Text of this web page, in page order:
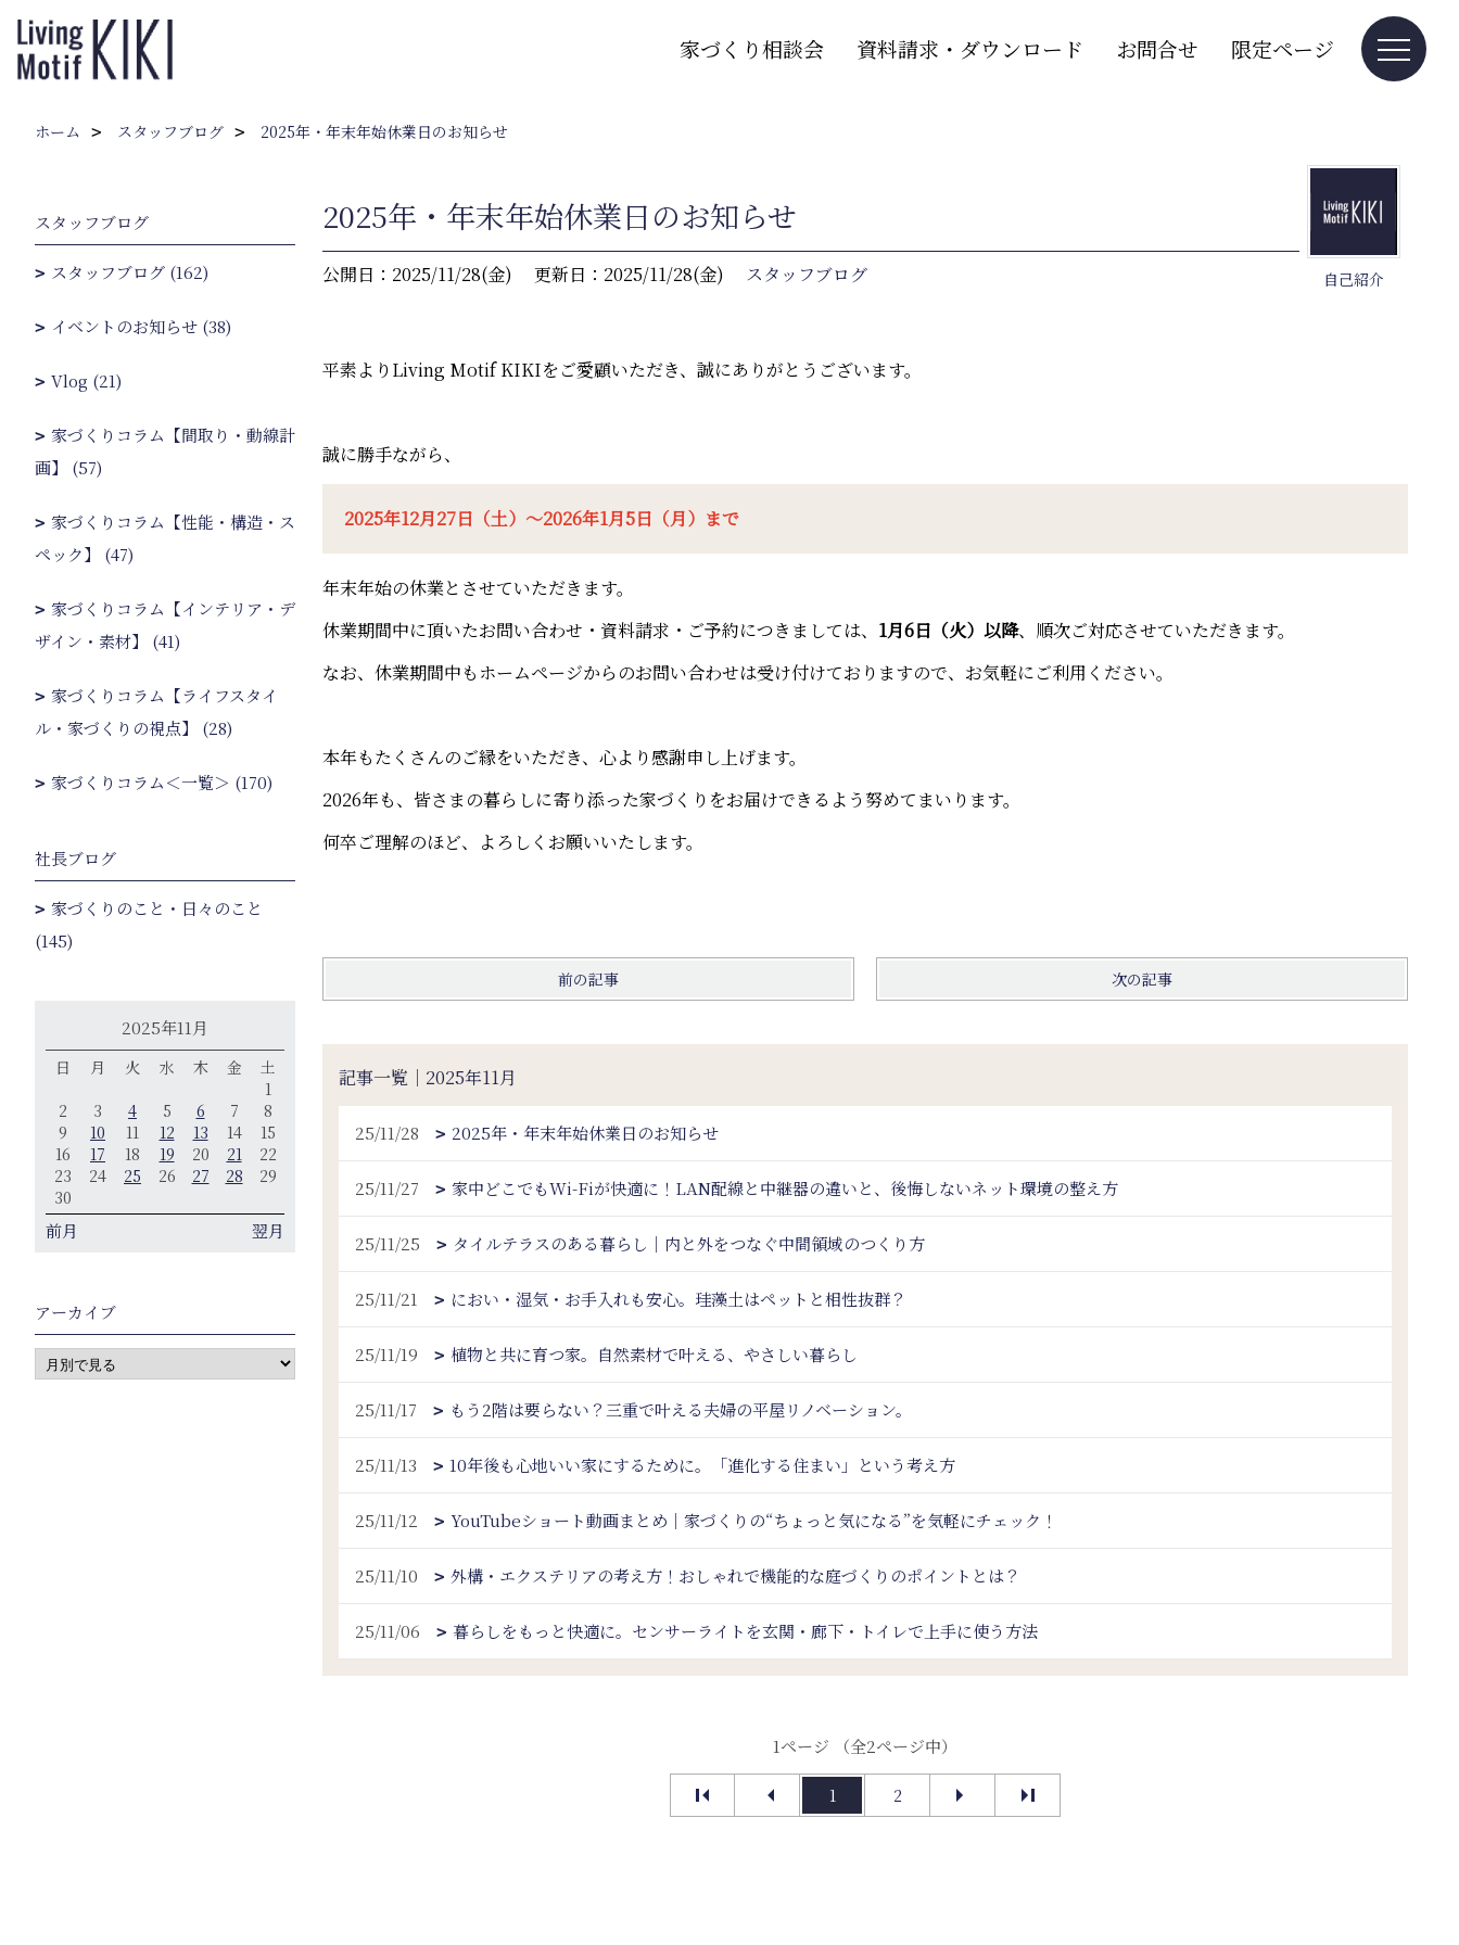
家づくり相談会 資料請求・ダウンロード お問合せ 限定ページ
ホーム スタッフブログ 2025年・年末年始休業日のお知らせ
自己紹介
2025年・年末年始休業日のお知らせ
公開日：2025/11/28(金) 更新日：2025/11/28(金) スタッフブログ
平素よりLiving Motif KIKIをご愛顧いただき、誠にありがとうございます。
誠に勝手ながら、
2025年12月27日（土）～2026年1月5日（月）まで
年末年始の休業とさせていただきます。
休業期間中に頂いたお問い合わせ・資料請求・ご予約につきましては、 1月6日（火）以降、順次ご対応させていただきます。
なお、休業期間中もホームページからのお問い合わせは受け付けておりますので、お気軽にご利用ください。
本年もたくさんのご縁をいただき、心より感謝申し上げます。
2026年も、皆さまの暮らしに寄り添った家づくりをお届けできるよう努めてまいります。
何卒ご理解のほど、よろしくお願いいたします。
前の記事 次の記事
記事一覧｜2025年11月
25/11/28 2025年・年末年始休業日のお知らせ
25/11/27 家中どこでもWi-Fiが快適に！LAN配線と中継器の違いと、後悔しないネット環境の整え方
25/11/25 タイルテラスのある暮らし｜内と外をつなぐ中間領域のつくり方
25/11/21 におい・湿気・お手入れも安心。珪藻土はペットと相性抜群？
25/11/19 植物と共に育つ家。自然素材で叶える、やさしい暮らし
25/11/17 もう2階は要らない？三重で叶える夫婦の平屋リノベーション。
25/11/13 10年後も心地いい家にするために。「進化する住まい」という考え方
25/11/12 YouTubeショート動画まとめ｜家づくりの“ちょっと気になる”を気軽にチェック！
25/11/10 外構・エクステリアの考え方！おしゃれで機能的な庭づくりのポイントとは？
25/11/06 暮らしをもっと快適に。センサーライトを玄関・廊下・トイレで上手に使う方法
1ページ （全2ページ中）
1 2
スタッフブログ
スタッフブログ (162)
イベントのお知らせ (38)
Vlog (21)
家づくりコラム【間取り・動線計
画】 (57)
家づくりコラム【性能・構造・ス
ペック】 (47)
家づくりコラム【インテリア・デ
ザイン・素材】 (41)
家づくりコラム【ライフスタイ
ル・家づくりの視点】 (28)
家づくりコラム＜一覧＞ (170)
社長ブログ
家づくりのこと・日々のこと
(145)
2025年11月
日 月 火 水 木 金
土
1
2
3 4 5 6 7
8
9
10 11 12 13 14
15
16
17 18 19 20 21
22
23
24 25 26 27 28
29
30
前月 翌月
アーカイブ